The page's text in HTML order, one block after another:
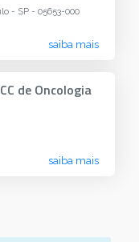
- SP - 05653-000
saiba mais
de Oncologia
saiba mais